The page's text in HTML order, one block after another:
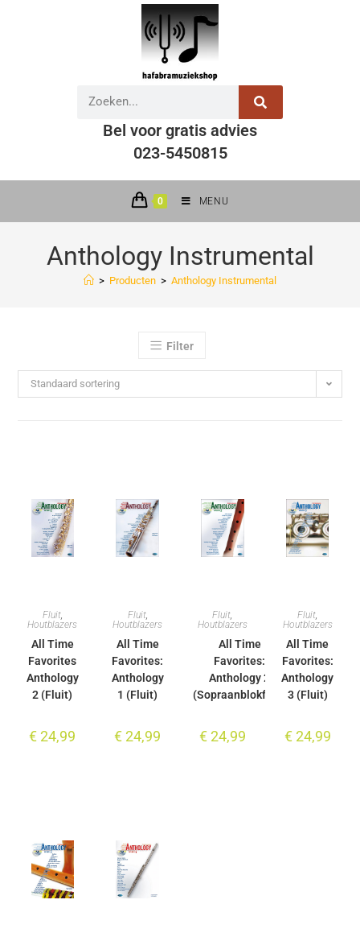
Bel voor gratis advies
023-5450815
0 MENU
Anthology Instrumental
> Producten > Anthology Instrumental
Filter
Standaard sortering
Fluit,
Houtblazers
All Time
Favorites
Anthology
2 (Fluit)
€24,99
Fluit,
Houtblazers
All Time
Favorites:
Anthology
1 (Fluit)
€24,99
Fluit,
Houtblazers
All Time
Favorites:
Anthology 2
(Sopraanblokfluit)
€24,99
Fluit,
Houtblazers
All Time
Favorites:
Anthology
3 (Fluit)
€24,99